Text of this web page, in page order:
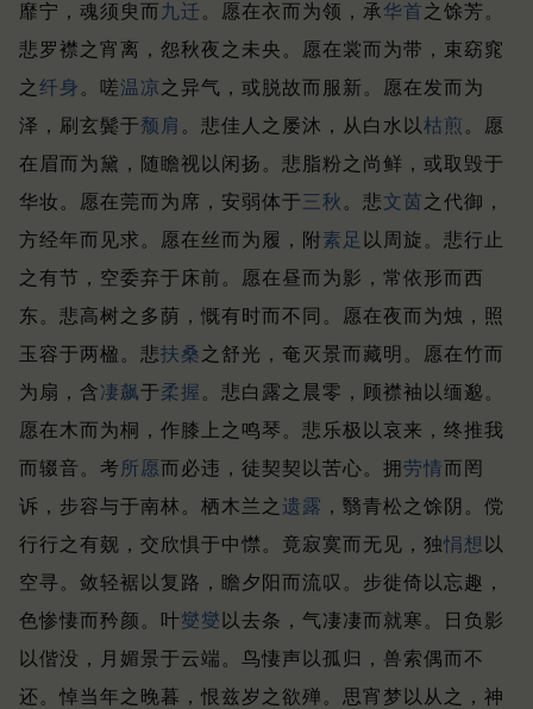
靡宁，魂须臾而 九迁 。 愿在衣而为领，承华首 之馀芳。
悲罗襟之宵离，怨秋夜之未央。 愿在裳而为带，束窈窕
之 纤身 。 嗟温凉 之异气，或脱故而服新。 愿在发而为
泽，刷玄鬓于颓肩 。 悲佳人之屡沐，从白水以枯煎 。 愿
在眉而为黛，随瞻视以闲扬。 悲脂粉之尚鲜，或取毁于
华妆。 愿在莞而为席，安弱体于三秋 。 悲文茵 之代御，
方经年而见求。 愿在丝而为履，附素足 以周旋。 悲行止
之有节，空委弃于床前。 愿在昼而为影，常依形而西
东。 悲高树之多荫，慨有时而不同。 愿在夜而为烛，照
玉容于两楹。 悲扶桑 之舒光，奄灭景而藏明。 愿在竹而
为扇，含凄飙于柔握 。 悲白露之晨零，顾襟袖以缅邈。
愿在木而为桐，作膝上之鸣琴。 悲乐极以哀来，终推我
而辍音。 考所愿而必违，徒契契以苦心。 拥劳情而罔
诉，步容与于南林。 栖木兰之 遗露 ，翳青松之馀阴。 傥
行行之有觌，交欣惧于中㦗。 竟寂寞而无见，独悁想 以
空寻。 敛轻裾以复路，瞻夕阳而流叹。 步徙倚以忘趣，
色惨悽而矜颜。
叶燮燮 以去条，气凄凄而就寒。
日负影
以偕没，月媚景于云端。 鸟悽声以孤归，兽索偶而不
还。 悼当年之晚暮，恨兹岁之欲殚。 思宵梦以从之，神